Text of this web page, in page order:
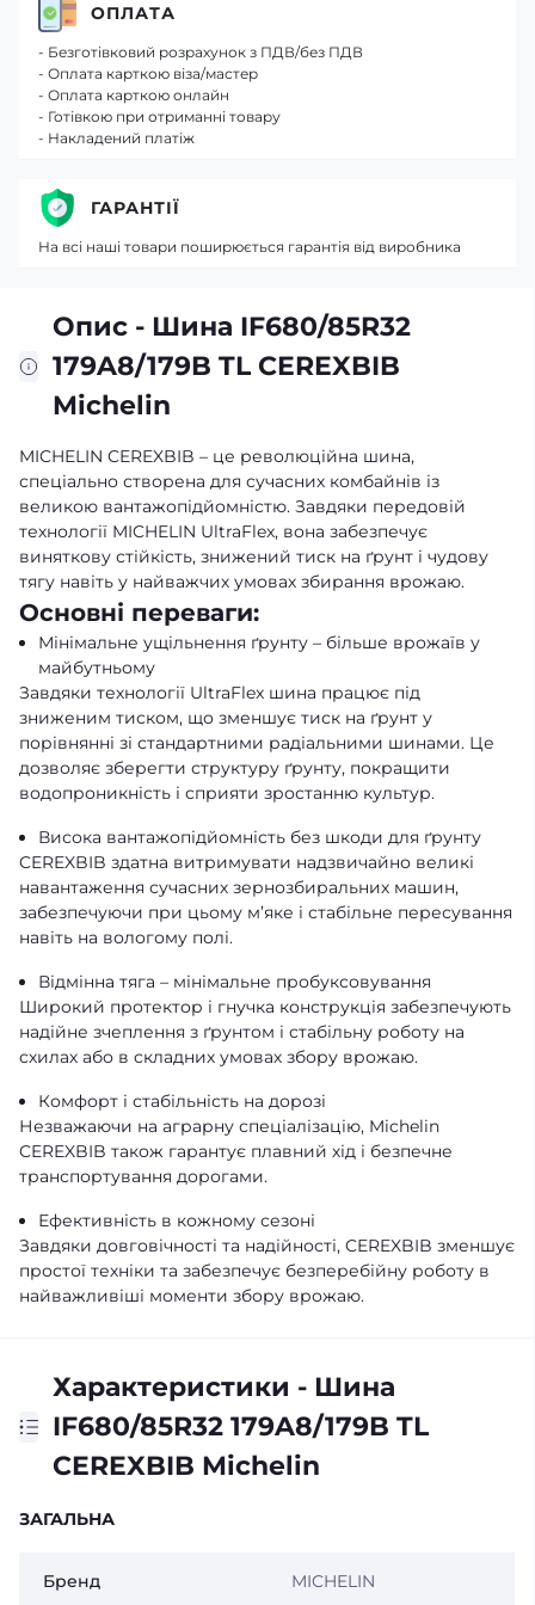
Опис - Шина IF680/85R32
179A8/179B TL CEREXBIB
Michelin
MICHELIN CEREXBIB – це революційна шина,
спеціально створена для сучасних комбайнів із
великою вантажопідйомністю. Завдяки передовій
технології MICHELIN UltraFlex, вона забезпечує
виняткову стійкість, знижений тиск на ґрунт і чудову
тягу навіть у найважчих умовах збирання врожаю.
Основні переваги:
Мінімальне ущільнення ґрунту – більше врожаїв у
майбутньому
Завдяки технології UltraFlex шина працює під
зниженим тиском, що зменшує тиск на ґрунт у
порівнянні зі стандартними радіальними шинами. Це
дозволяє зберегти структуру ґрунту, покращити
водопроникність і сприяти зростанню культур.
Висока вантажопідйомність без шкоди для ґрунту
CEREXBIB здатна витримувати надзвичайно великі
навантаження сучасних зернозбиральних машин,
забезпечуючи при цьому м’яке і стабільне пересування
навіть на вологому полі.
Відмінна тяга – мінімальне пробуксовування
Широкий протектор і гнучка конструкція забезпечують
надійне зчеплення з ґрунтом і стабільну роботу на
схилах або в складних умовах збору врожаю.
Комфорт і стабільність на дорозі
Незважаючи на аграрну спеціалізацію, Michelin
CEREXBIB також гарантує плавний хід і безпечне
транспортування дорогами.
Ефективність в кожному сезоні
Завдяки довговічності та надійності, CEREXBIB зменшує
простої техніки та забезпечує безперебійну роботу в
найважливіші моменти збору врожаю.
Характеристики - Шина
IF680/85R32 179A8/179B TL
CEREXBIB Michelin
ЗАГАЛЬНА
Бренд MICHELIN
ОПЛАТА
- Безготівковий розрахунок з ПДВ/без ПДВ
- Оплата карткою віза/мастер
- Оплата карткою онлайн
- Готівкою при отриманні товару
- Накладений платіж
ГАРАНТІЇ
На всі наші товари поширюється гарантія від виробника